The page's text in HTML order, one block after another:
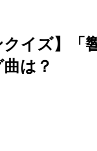
クイズ】
は？